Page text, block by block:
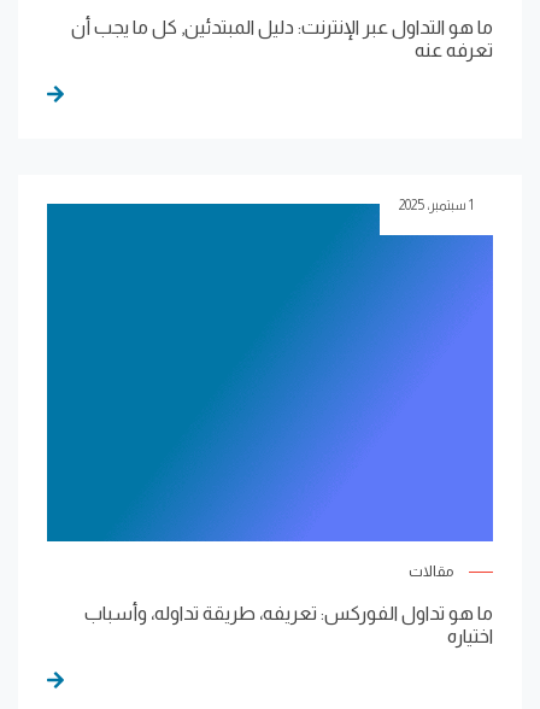
ما هو التداول عبر الإنترنت: دليل المبتدئين, كل ما يجب أن
تعرفه عنه
مقالات
ما هو تداول الفوركس: تعريفه، طريقة تداوله، وأسباب
اختياره
1 سبتمبر، 2025